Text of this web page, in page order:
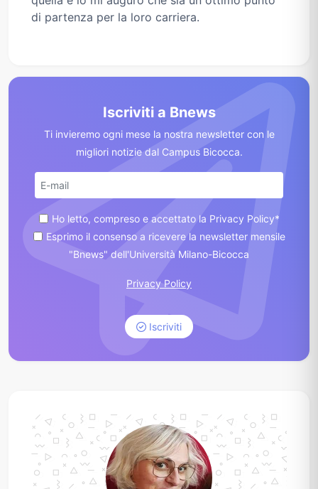
di partenza per la loro carriera.
Iscriviti a Bnews
Ti invieremo ogni mese la nostra newsletter con le
migliori notizie dal Campus Bicocca.
Ho letto, compreso e accettato la Privacy Policy*
Esprimo il consenso a ricevere la newsletter mensile
"Bnews" dell'Università Milano-Bicocca
Privacy Policy
Iscriviti